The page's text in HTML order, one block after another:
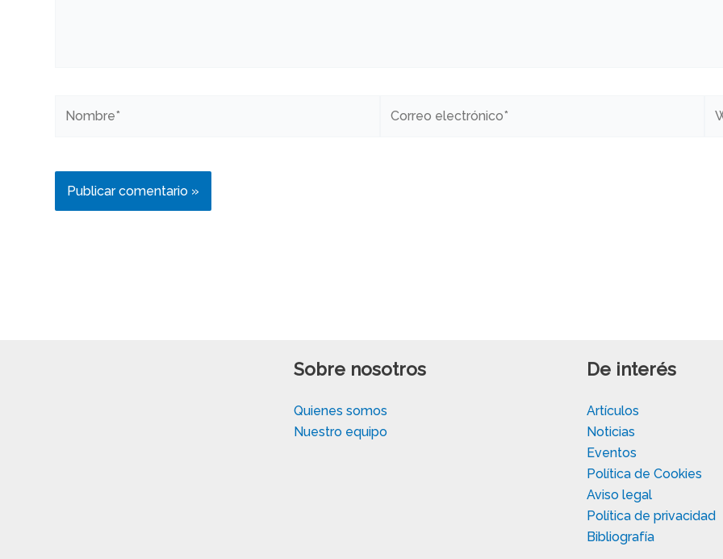
Sobre nosotros
Quienes somos
Nuestro equipo
De interés
Artículos
Noticias
Eventos
Política de Cookies
Aviso legal
Política de privacidad
Bibliografía